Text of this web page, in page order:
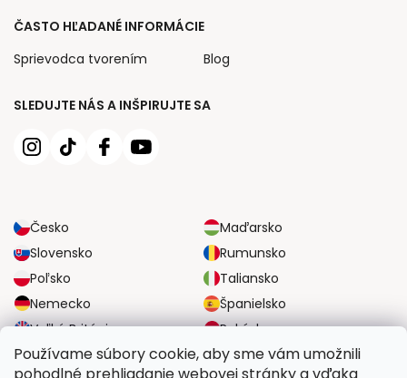
Používame súbory cookie, aby sme vám umožnili
SLEDUJTE NÁS A INŠPIRUJTE SA
Česko
Maďarsko
Slovensko
Rumunsko
Poľsko
Taliansko
Nemecko
Španielsko
Veľká Británia
Rakúsko
ČASTO HĽADANÉ INFORMÁCIE
Sprievodca tvorením
Blog